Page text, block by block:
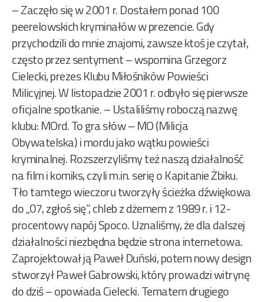
– Zaczęło się w 2001 r. Dostałem ponad 100
peerelowskich kryminałów w prezencie. Gdy
przychodzili do mnie znajomi, zawsze ktoś je czytał,
często przez sentyment – wspomina Grzegorz
Cielecki, prezes Klubu Miłośników Powieści
Milicyjnej. W listopadzie 2001 r. odbyło się pierwsze
oficjalne spotkanie. – Ustaliliśmy roboczą nazwę
klubu: MOrd. To gra słów – MO (Milicja
Obywatelska) i mordu jako wątku powieści
kryminalnej. Rozszerzyliśmy też naszą działalność
na film i komiks, czyli m.in. serię o Kapitanie Żbiku.
Tło tamtego wieczoru tworzyły ścieżka dźwiękowa
do „07, zgłoś się”, chleb z dżemem z 1989 r. i 12-
procentowy napój Spoco. Uznaliśmy, że dla dalszej
działalności niezbędna będzie strona internetowa.
Zaprojektował ją Paweł Duński, potem nowy design
stworzył Paweł Gabrowski, który prowadzi witrynę
do dziś – opowiada Cielecki. Tematem drugiego